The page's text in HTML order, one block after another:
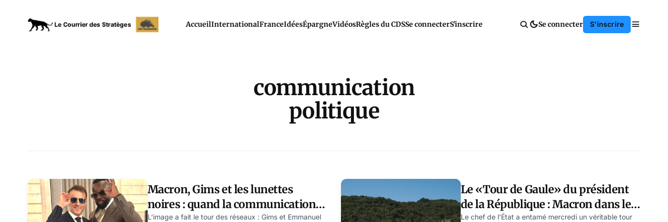
AccueilInternationalFranceIdéesÉpargneVidéosRègles du CDSSe connecterS'inscrire Se connecter S'inscrire
communication
politique
Macron, Gims et les lunettes
noires : quand la communication
spectacle remplace l’action
L’image a fait le tour des réseaux : Gims et Emmanuel
Le «Tour de Gaule» du président
de la République : Macron dans le
Lot
Le chef de l’État a entamé mercredi un véritable tour